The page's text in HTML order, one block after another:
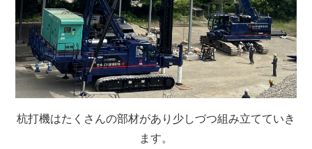
杭打機はたくさんの部材があり少しづつ組み立てていき
ます。